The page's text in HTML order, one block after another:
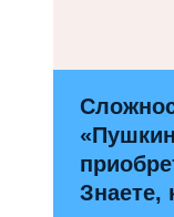
Знаете,